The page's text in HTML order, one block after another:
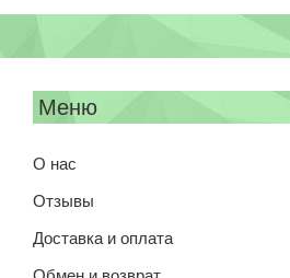
О нас
Отзывы
Доставка и оплата